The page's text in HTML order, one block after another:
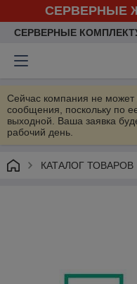
СЕРВЕРНЫЕ
СЕРВЕРНЫЕ
Сейчас компания не может
сообщения, поскольку по
выходной. Ваша заявка
рабочий день.
КАТАЛОГ ТОВАРОВ